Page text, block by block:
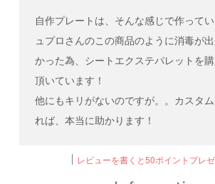
自作プレートは、そんな感じで作って
ュプロさんのこの商品のように消毒が
かった為、シートエクステパレットを
頂いています！
他にもキリがないのですが。。カスタ
れば、本当に助かります！
レビューを書くと50ポイントプレ